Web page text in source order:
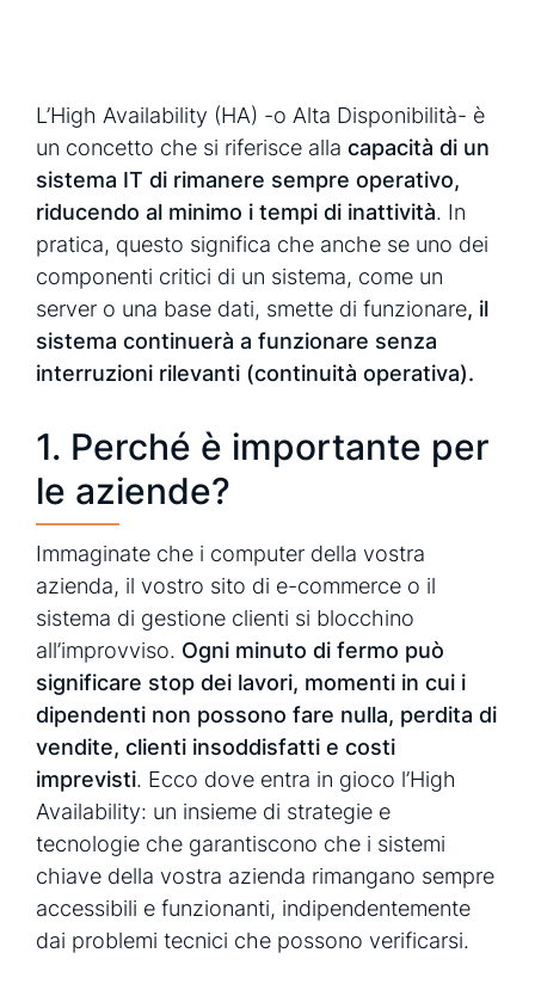
L’High Availability (HA) -o Alta Disponibilità- è
un concetto che si riferisce alla capacità di un
sistema IT di rimanere sempre operativo,
riducendo al minimo i tempi di inattività. In
pratica, questo significa che anche se uno dei
componenti critici di un sistema, come un
server o una base dati, smette di funzionare, il
sistema continuerà a funzionare senza
interruzioni rilevanti (continuità operativa).
1. Perché è importante per
le aziende?
Immaginate che i computer della vostra
azienda, il vostro sito di e-commerce o il
sistema di gestione clienti si blocchino
all’improvviso. Ogni minuto di fermo può
significare stop dei lavori, momenti in cui i
dipendenti non possono fare nulla, perdita di
vendite, clienti insoddisfatti e costi
imprevisti. Ecco dove entra in gioco l’High
Availability: un insieme di strategie e
tecnologie che garantiscono che i sistemi
chiave della vostra azienda rimangano sempre
accessibili e funzionanti, indipendentemente
dai problemi tecnici che possono verificarsi.